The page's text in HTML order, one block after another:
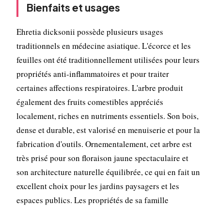
Bienfaits et usages
Ehretia dicksonii possède plusieurs usages
traditionnels en médecine asiatique. L'écorce et les
feuilles ont été traditionnellement utilisées pour leurs
propriétés anti-inflammatoires et pour traiter
certaines affections respiratoires. L'arbre produit
également des fruits comestibles appréciés
localement, riches en nutriments essentiels. Son bois,
dense et durable, est valorisé en menuiserie et pour la
fabrication d'outils. Ornementalement, cet arbre est
très prisé pour son floraison jaune spectaculaire et
son architecture naturelle équilibrée, ce qui en fait un
excellent choix pour les jardins paysagers et les
espaces publics. Les propriétés de sa famille